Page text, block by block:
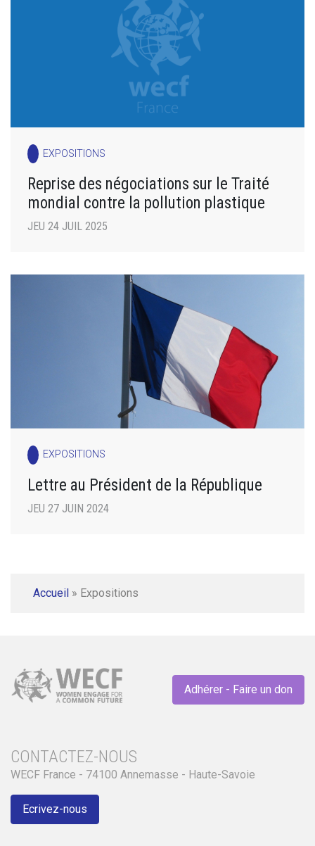
EXPOSITIONS
Reprise des négociations sur le Traité
mondial contre la pollution plastique
JEU 24 JUIL 2025
EXPOSITIONS
Lettre au Président de la République
JEU 27 JUIN 2024
Accueil » Expositions
Adhérer - Faire un don
CONTACTEZ-NOUS
WECF France - 74100 Annemasse - Haute-Savoie
Ecrivez-nous